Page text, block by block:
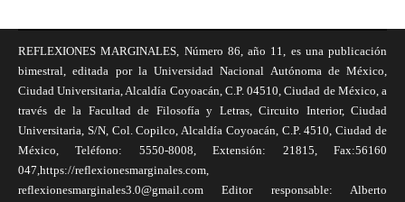
REFLEXIONES MARGINALES, Número 86, año 11, es una publicación
bimestral, editada por la Universidad Nacional Autónoma de México,
Ciudad Universitaria, Alcaldía Coyoacán, C.P. 04510, Ciudad de México, a
través de la Facultad de Filosofía y Letras, Circuito Interior, Ciudad
Universitaria, S/N, Col. Copilco, Alcaldía Coyoacán, C.P. 4510, Ciudad de
México, Teléfono: 5550-8008, Extensión: 21815, Fax:56160
047,https://reflexionesmarginales.com,
reflexionesmarginales3.0@gmail.com Editor responsable: Alberto